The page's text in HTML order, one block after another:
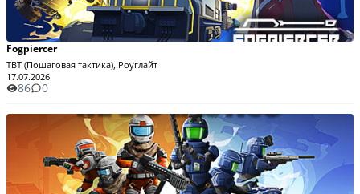
Fogpiercer
TBT (Пошаговая тактика), Роуглайт
17.07.2026
86 0